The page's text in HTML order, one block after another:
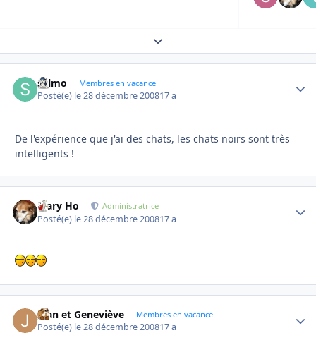
Expand topic overview
sylmo Membres en vacance
Posté(e) le 28 décembre 200817 a
De l'expérience que j'ai des chats, les chats noirs sont très
intelligents !
Mary Ho Administratrice
Posté(e) le 28 décembre 200817 a
Jean et Geneviève Membres en vacance
Posté(e) le 28 décembre 200817 a